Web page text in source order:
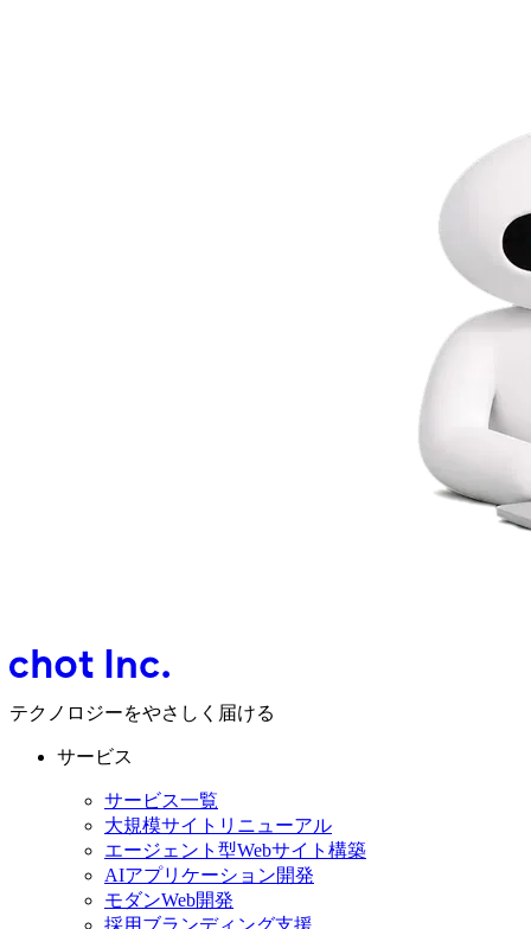
テクノロジーをやさしく届ける
サービス
サービス一覧
大規模サイトリニューアル
エージェント型Webサイト構築
AIアプリケーション開発
モダンWeb開発